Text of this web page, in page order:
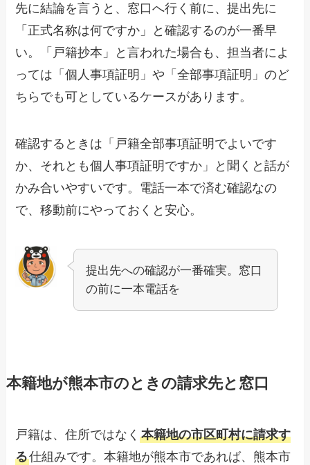
先に結論を言うと、窓口へ行く前に、提出先に
「正式名称は何ですか」と確認するのが一番早
い。「戸籍抄本」と言われた場合も、担当者によ
っては「個人事項証明」や「全部事項証明」のど
ちらでも可としているケースがあります。
確認するときは「戸籍全部事項証明でよいです
か、それとも個人事項証明ですか」と聞くと話が
かみ合いやすいです。電話一本で済む確認なの
で、移動前にやっておくと安心。
提出先への確認が一番確実。窓口
の前に一本電話を
本籍地が熊本市のときの請求先と窓口
戸籍は、住所ではなく本籍地の市区町村に請求す
る仕組みです。本籍地が熊本市であれば、熊本市